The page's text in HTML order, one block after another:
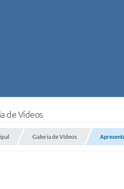
de Vídeos
Galeria de Vídeos